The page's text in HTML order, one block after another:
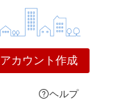
アカウント作成
ヘルプ